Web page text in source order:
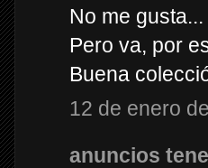
No me gusta...
Pero va, por
Buena
12 de enero
anuncios